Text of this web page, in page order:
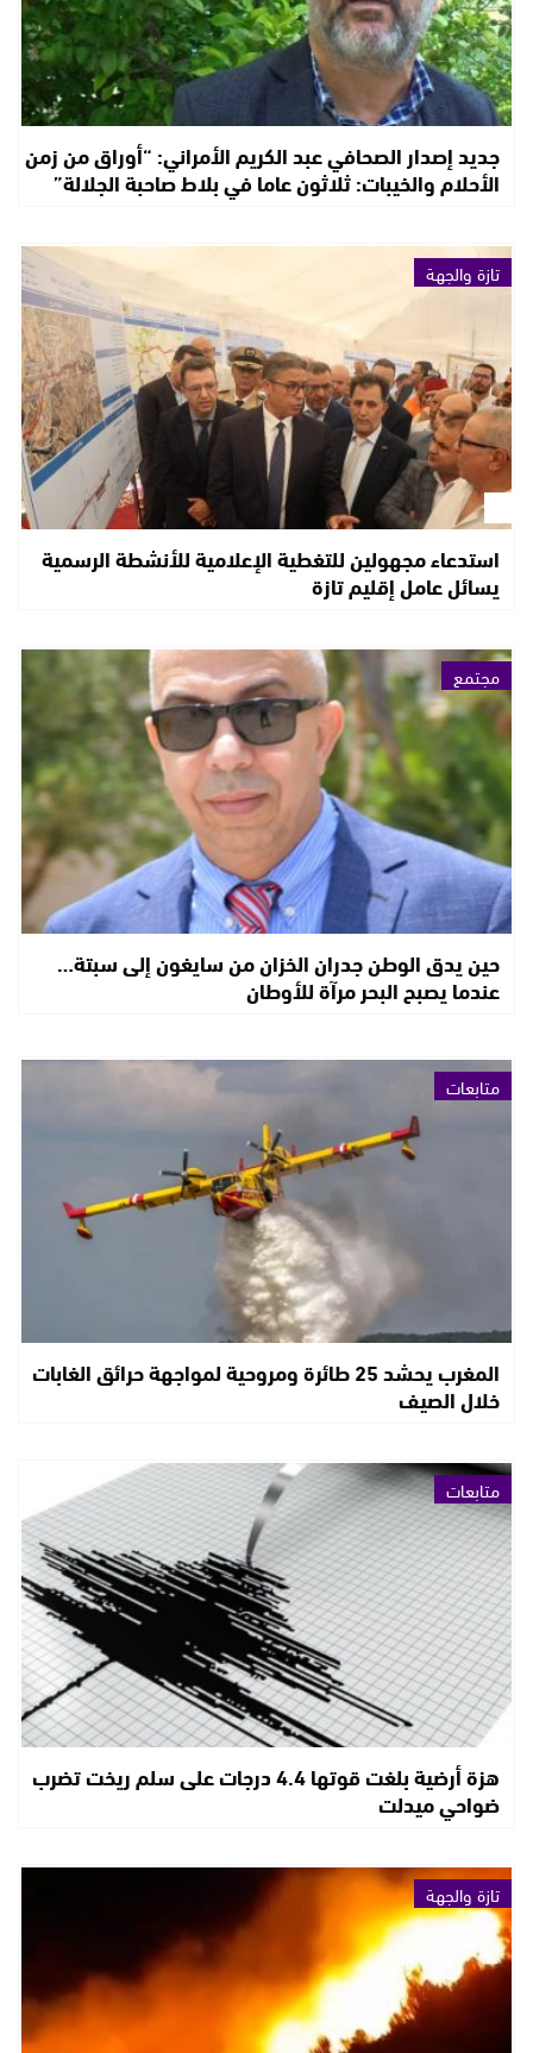
جديد إصدار الصحافي عبد الكريم الأمراني: “أوراق من زمن
الأحلام والخيبات: ثلاثون عاما في بلاط صاحبة الجلالة”
تازة والجهة
استدعاء مجهولين للتغطية الإعلامية للأنشطة الرسمية
يسائل عامل إقليم تازة
مجتمع
حين يدق الوطن جدران الخزان من سايغون إلى سبتة…
عندما يصبح البحر مرآة للأوطان
متابعات
المغرب يحشد 25 طائرة ومروحية لمواجهة حرائق الغابات
خلال الصيف
متابعات
هزة أرضية بلغت قوتها 4.4 درجات على سلم ريخت تضرب
ضواحي ميدلت
تازة والجهة